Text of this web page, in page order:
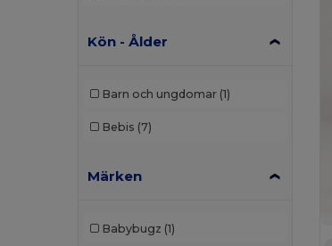
Kön - Ålder
Barn och ungdomar (1)
Bebis (7)
Märken
Babybugz (1)